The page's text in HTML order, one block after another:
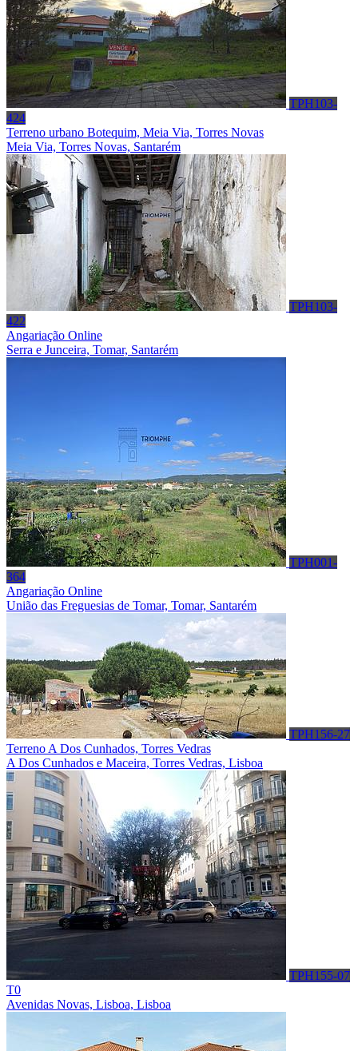
TPH103-
424
Terreno urbano Botequim, Meia Via, Torres Novas
Meia Via, Torres Novas, Santarém
TPH103-
422
Angariação Online
Serra e Junceira, Tomar, Santarém
TPH001-
364
Angariação Online
União das Freguesias de Tomar, Tomar, Santarém
TPH156-27
Terreno A Dos Cunhados, Torres Vedras
A Dos Cunhados e Maceira, Torres Vedras, Lisboa
TPH155-07
T0
Avenidas Novas, Lisboa, Lisboa